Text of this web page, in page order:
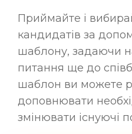
Приймайте і
кандидатів за
шаблону, задаючи
питання ще до
шаблон ви можете
доповнювати
змінювати існуючі